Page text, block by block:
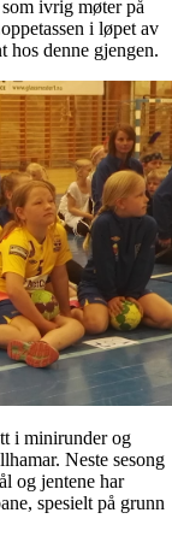
ivrig møter på
i løpet av
hos denne gjengen.
i minirunder og
Neste sesong
og jentene har
spesielt på grunn